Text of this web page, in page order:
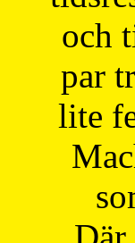
och
par
lite